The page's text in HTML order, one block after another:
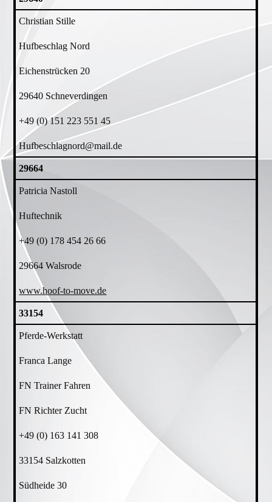
Christian Stille
Hufbeschlag Nord
Eichenstrücken 20
29640 Schneverdingen
+49 (0) 151 223 551 45
Hufbeschlagnord@mail.de
29664
Patricia Nastoll
Huftechnik
+49 (0) 178 454 26 66
29664 Walsrode
www.hoof-to-move.de
33154
Pferde-Werkstatt
Franca Lange
FN Trainer Fahren
FN Richter Zucht
+49 (0) 163 141 308
33154 Salzkotten
Südheide 30